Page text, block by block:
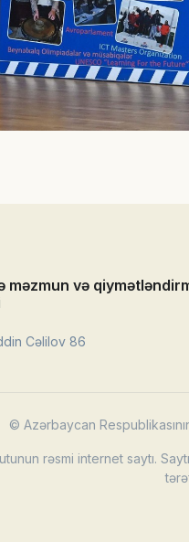
məzmun və
Cəlilov 86
© Azərbaycan
rəsmi internet saytı.